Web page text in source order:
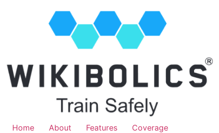
Home About Features Coverage